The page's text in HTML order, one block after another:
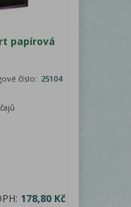
papírová
číslo: 25104
178,80 Kč